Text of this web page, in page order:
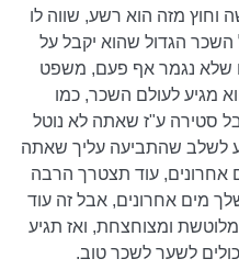
מזה הוא רשע, שווה לו
השכר הגדול שהוא יקבל על
שלא נגמר אף פעם, משפט
מגיע לעולם השכר, כמו
סטירה ע"ז שאתה לא נוטל
לשלב שהתביעה עליך שאתה
אחרונים, עוד תצטרך הרבה
מים אחרונים, אבל זה עוד
ומצוחצחת, ואז תגיע
לשער לשכר טוב.